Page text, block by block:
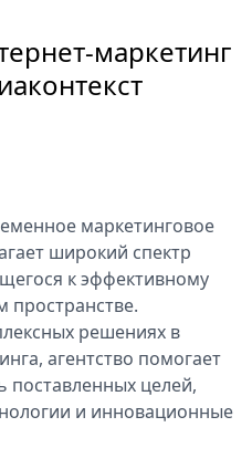
маркетинг
маркетинговое
широкий спектр
к эффективному
решениях в
агентство помогает
поставленных целей,
и инновационные